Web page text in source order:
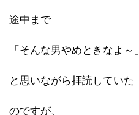
途中まで
「そんな男やめときなよ～」
と思いながら拝読していた
のですが、